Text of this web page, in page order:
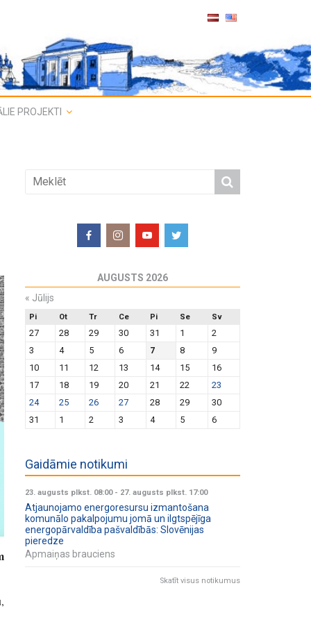
PROJEKTI
AUGUSTS 2026
« Jūlijs
Pi Ot Tr Ce Pi Se Sv
27 28 29 30 31 1
2
3
4 5 6 7 8
9
10
11 12 13 14 15
16
17
18 19 20 21 22
23
24
25 26 27 28 29
30
31
1 2 3 4 5 6
Gaidāmie notikumi
23. augusts plkst. 08:00- 27. augusts plkst. 17:00
Atjaunojamo energoresursu izmantošana
komunālo pakalpojumu jomā un ilgtspējīga
energopārvaldība pašvaldībās: Slovēnijas
pieredze
Apmaiņas brauciens
Skatīt visus notikumus